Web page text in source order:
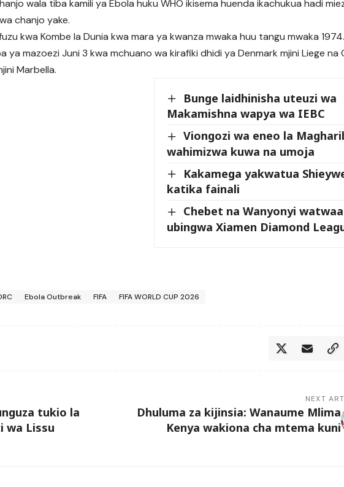
wala tiba kamili ya Ebola huku WHO ikisema huenda ikachukua hadi
chanjo yake.
kwa Kombe la Dunia kwa mara ya kwanza mwaka huu tangu mwaka 1974.
ya mazoezi Juni 3 kwa mchuano wa kirafiki dhidi ya Denmark mjini Liege na
Marbella.
Bunge laidhinisha uteuzi wa
Makamishna wapya wa IEBC
Viongozi wa eneo la
wahimizwa kuwa na umoja
Kakamega yakwatua
katika fainali
Chebet na Wanyonyi watwaa
ubingwa Xiamen Diamond
Ebola Outbreak FIFA FIFA WORLD CUP 2026
tukio la
wa Lissu
NEXT
Dhuluma za kijinsia: Wanaume Mlima
Kenya wakiona cha mtema kuni